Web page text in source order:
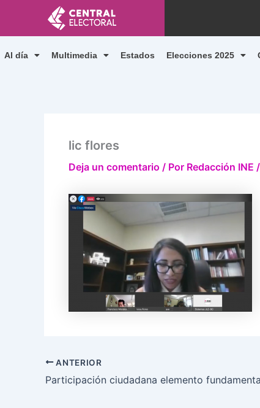
contenido
Al día Multimedia Estados Elecciones 2025
lic flores
Deja un comentario / Por Redacción INE /
ANTERIOR